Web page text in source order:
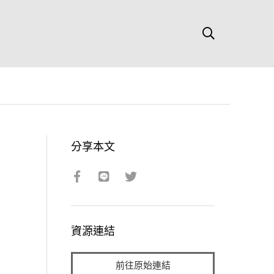
分享本文
資源連結
前往原始連結